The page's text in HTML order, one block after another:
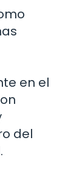
en el
del